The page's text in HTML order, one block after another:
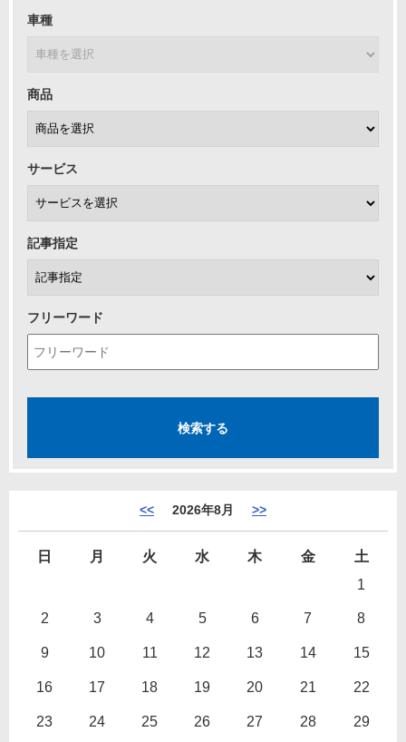
車種
商品
サービス
記事指定
フリーワード
<< 2026年8月 >>
日 月 火 水 木 金
土
1
2 3 4 5 6 7 8
9 10 11 12 13 14 15
16 17 18 19 20 21 22
23 24 25 26 27 28 29